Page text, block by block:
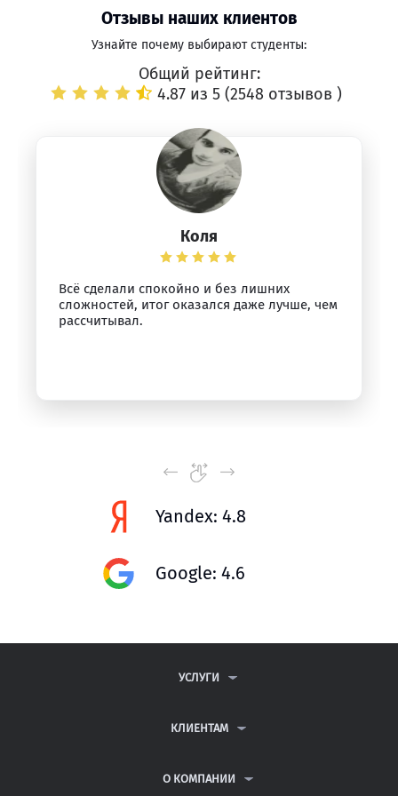
Отзывы наших клиентов
Узнайте почему выбирают студенты:
Общий рейтинг:
4.87 из 5 (2548 отзывов )
Коля
Всё сделали спокойно и без лишних
сложностей, итог оказался даже лучше, чем
рассчитывал.
Yandex: 4.8
Google: 4.6
УСЛУГИ
ДИПЛОМНЫЕ РАБОТЫ
РЕФЕРАТЫ
КЛИЕНТАМ
ВОПРОСЫ И ОТВЕТЫ
О КОМПАНИИ